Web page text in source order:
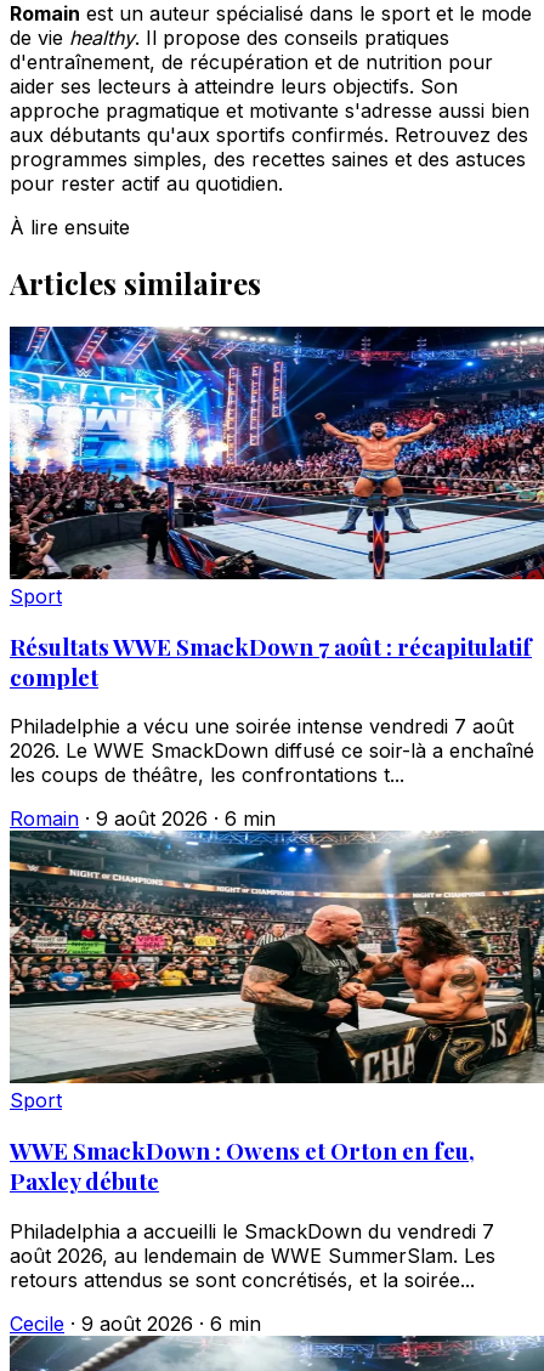
Romain est un auteur spécialisé dans le sport et le mode
de vie healthy. Il propose des conseils pratiques
d'entraînement, de récupération et de nutrition pour
aider ses lecteurs à atteindre leurs objectifs. Son
approche pragmatique et motivante s'adresse aussi bien
aux débutants qu'aux sportifs confirmés. Retrouvez des
programmes simples, des recettes saines et des astuces
pour rester actif au quotidien.
À lire ensuite
Articles similaires
Sport
Résultats WWE SmackDown 7 août : récapitulatif
complet
Philadelphie a vécu une soirée intense vendredi 7 août
2026. Le WWE SmackDown diffusé ce soir-là a enchaîné
les coups de théâtre, les confrontations t...
Romain · 9 août 2026 · 6 min
Sport
WWE SmackDown : Owens et Orton en feu,
Paxley débute
Philadelphia a accueilli le SmackDown du vendredi 7
août 2026, au lendemain de WWE SummerSlam. Les
retours attendus se sont concrétisés, et la soirée...
Cecile · 9 août 2026 · 6 min